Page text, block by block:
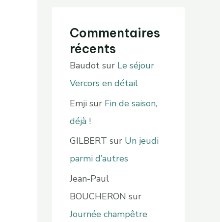
Commentaires
récents
Baudot sur Le séjour
Vercors en détail
Emji sur Fin de saison,
déjà !
GILBERT sur Un jeudi
parmi d’autres
Jean-Paul
BOUCHERON sur
Journée champêtre